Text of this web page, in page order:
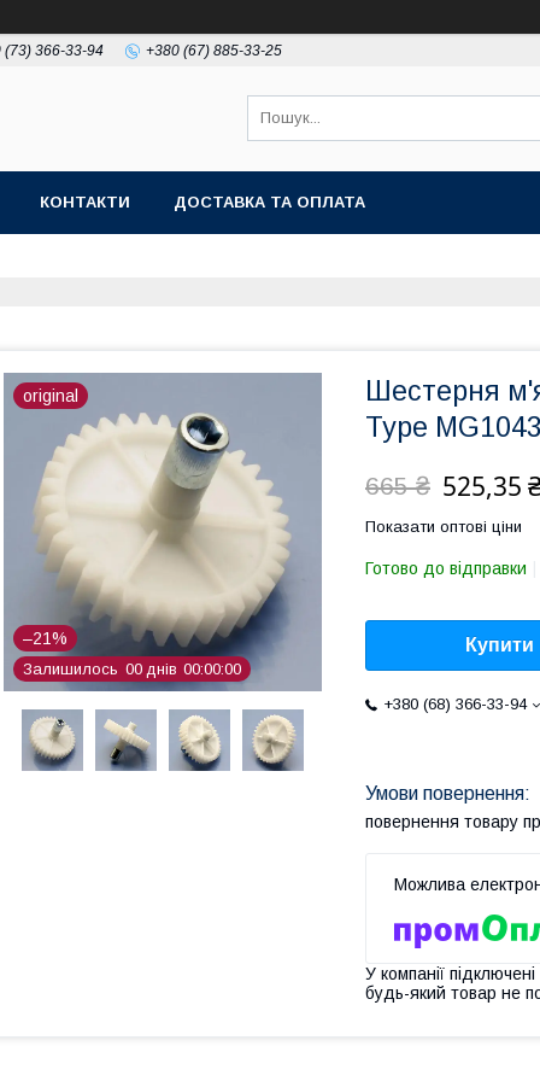
(73) 366-33-94 +380 (67) 885-33-25
КОНТАКТИ ДОСТАВКА ТА ОПЛАТА
original
–21%
Залишилось 00 днів 00 00 00
Шестерня
Type
665 ₴ 525,35
Показати оптові ціни
Готово до відправки
Купити
+380 (68) 366-33-94
повернення товару
У компанії
будь-який товар не